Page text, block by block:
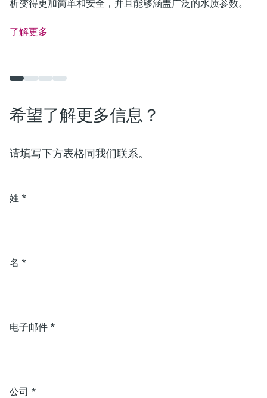
析变得更加简单和安全，并且能够涵盖广泛的水质参数。
了解更多
希望了解更多信息？
请填写下方表格同我们联系。
姓 *
名 *
电子邮件 *
公司 *